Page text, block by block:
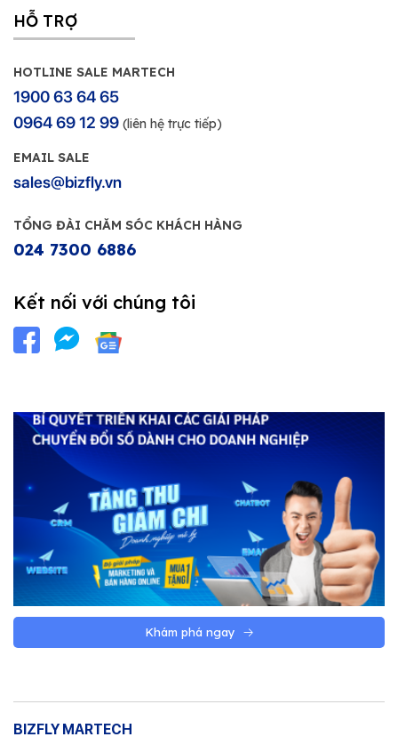
HỖ TRỢ
HOTLINE SALE MARTECH
1900 63 64 65
0964 69 12 99 (liên hệ trực tiếp)
EMAIL SALE
sales@bizfly.vn
TỔNG ĐÀI CHĂM SÓC KHÁCH HÀNG
024 7300 6886
Kết nối với chúng tôi
Khám phá ngay
BIZFLY MARTECH